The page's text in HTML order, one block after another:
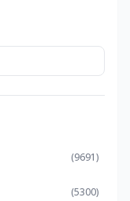
(9691)
(5300)